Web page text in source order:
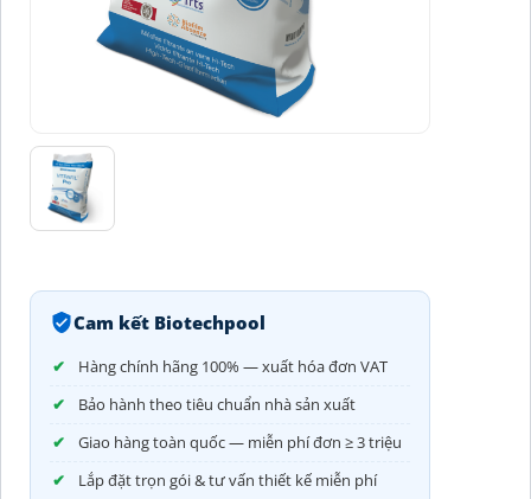
Cam kết Biotechpool
Hàng chính hãng 100% — xuất hóa đơn VAT
Bảo hành theo tiêu chuẩn nhà sản xuất
Giao hàng toàn quốc — miễn phí đơn ≥ 3 triệu
Lắp đặt trọn gói & tư vấn thiết kế miễn phí